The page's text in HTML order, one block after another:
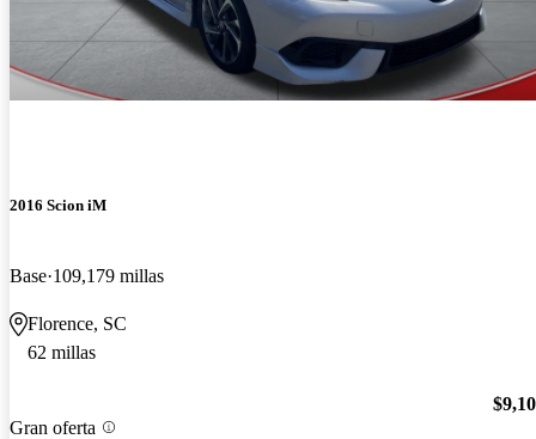
2016 Scion iM
Base 109,179 millas
Florence, SC
62 millas
Gran oferta